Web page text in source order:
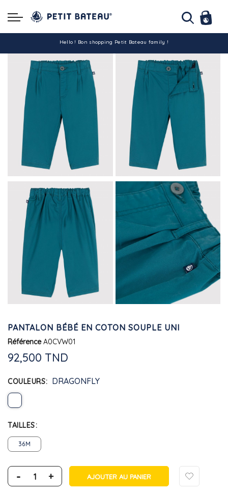
Hello ! Bon shopping Petit Bateau family !
La livraison est assurée partout en Tunisie !
-10% pour tout paiement par carte bancaire (hors promo)
PANTALON BÉBÉ EN COTON SOUPLE UNI
Référence A0CVW01
92,500 TND
COULEURS DRAGONFLY
TAILLES
36M
- + AJOUTER AU PANIER